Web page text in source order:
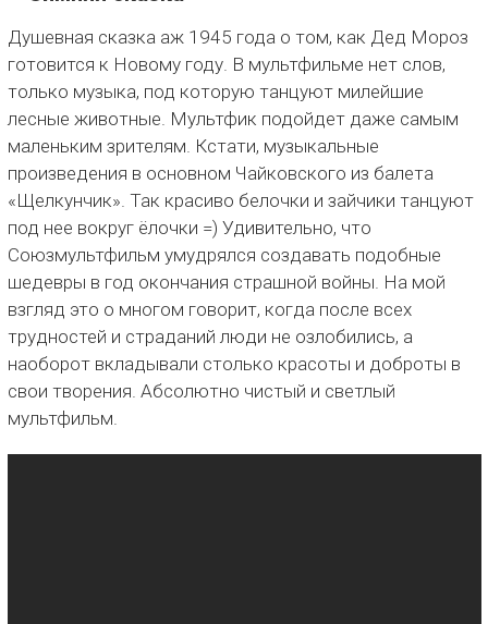
Душевная сказка аж 1945 года о том, как Дед Мороз
готовится к Новому году. В мультфильме нет слов,
только музыка, под которую танцуют милейшие
лесные животные. Мультфик подойдет даже самым
маленьким зрителям. Кстати, музыкальные
произведения в основном Чайковского из балета
«Щелкунчик». Так красиво белочки и зайчики танцуют
под нее вокруг ёлочки =) Удивительно, что
Союзмультфильм умудрялся создавать подобные
шедевры в год окончания страшной войны. На мой
взгляд это о многом говорит, когда после всех
трудностей и страданий люди не озлобились, а
наоборот вкладывали столько красоты и доброты в
свои творения. Абсолютно чистый и светлый
мультфильм.